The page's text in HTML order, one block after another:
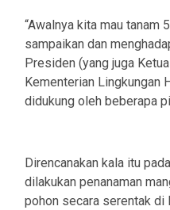
“Awalnya kita mau tanam
sampaikan dan
Presiden (yang juga
Kementerian Lingkungan
didukung oleh beberapa
Direncanakan kala itu
dilakukan penanaman
pohon secara serentak di